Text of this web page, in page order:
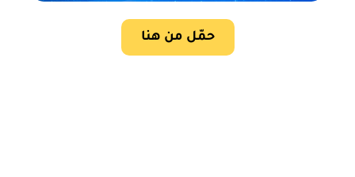
حمّل من هنا